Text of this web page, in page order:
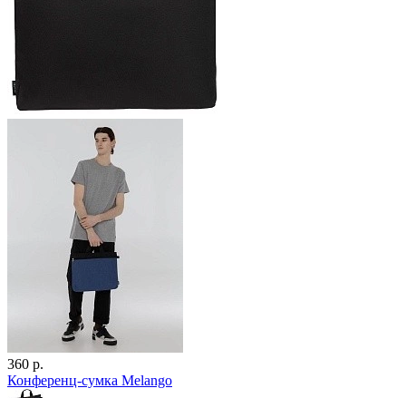
360 р.
Конференц-сумка Melango